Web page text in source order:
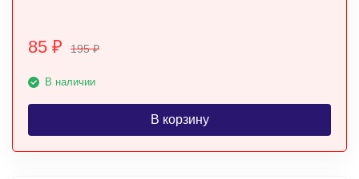
85 ₽ 195₽
В наличии
В корзину